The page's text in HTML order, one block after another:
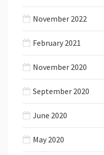
November 2022
February 2021
November 2020
September 2020
June 2020
May 2020